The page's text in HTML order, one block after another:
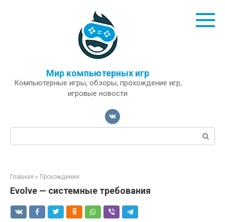
Мир компьютерных игр
Компьютерные игры, обзоры, прохождение игр,
игровые новости
Поиск:
Главная » Прохождения
Evolve — системные требования